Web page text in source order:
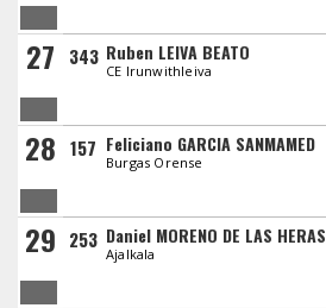
27 343 Ruben LEIVA BEATO
CE Irunwithleiva
28 157 Feliciano GARCIA SANMAMED
Burgas Orense
29 253 Daniel MORENO DE LAS HERAS
Ajalkala